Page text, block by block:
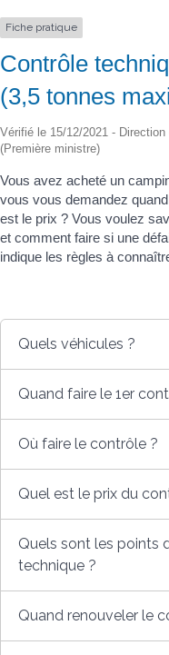
Fiche pratique
Contrôle
(3,5 tonnes
Vérifié le 15/12/2021 -
(Première ministre)
Vous avez acheté un
vous vous demandez
est le prix ? Vous voulez
et comment faire si une
indique les règles à
Quels véhicules ?
Quand faire le 1er
Où faire le contrôle ?
Quel est le prix du
Quels sont les points
technique ?
Quand renouveler le